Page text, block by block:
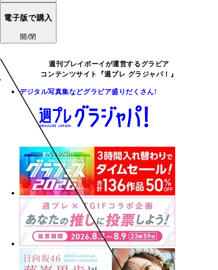
電子版で購入
開/閉
週刊プレイボーイが運営するグラビア
コンテンツサイト『週プレ グラジャパ！』
デジタル写真集などグラビア盛りだくさん!